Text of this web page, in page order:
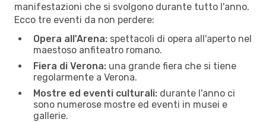
manifestazioni che si svolgono durante tutto l'anno.
Ecco tre eventi da non perdere:
Opera all'Arena: spettacoli di opera all'aperto nel
maestoso anfiteatro romano.
Fiera di Verona: una grande fiera che si tiene
regolarmente a Verona.
Mostre ed eventi culturali: durante l'anno ci
sono numerose mostre ed eventi in musei e
gallerie.